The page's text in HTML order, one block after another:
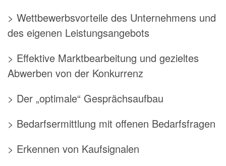
> Wettbewerbsvorteile des Unternehmens und
des eigenen Leistungsangebots
> Effektive Marktbearbeitung und gezieltes
Abwerben von der Konkurrenz
> Der „optimale“ Gesprächsaufbau
> Bedarfsermittlung mit offenen Bedarfsfragen
> Erkennen von Kaufsignalen